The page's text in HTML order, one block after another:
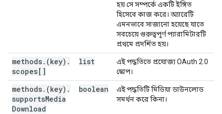
হয় সে সম্পর্কে একটি ইঙ্গিত
হিসেবে কাজ করে। অ্যারেটি
এমনভাবে সাজানো হয়েছে যাতে
সবচেয়ে গুরুত্বপূর্ণ প্যারামিটারটি
প্রথমে প্রদর্শিত হয়।
methods. (key) .
scopes[]
list
এই পদ্ধতিতে প্রযোজ্য OAuth 2.0
স্কোপ।
methods. (key) .
supportsMedia
Download
boolean
এই পদ্ধতিটি মিডিয়া ডাউনলোড
সমর্থন করে কিনা।